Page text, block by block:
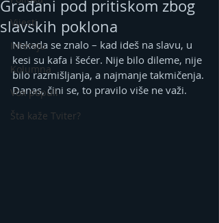
Vijesti
Intervju
Kolumna
Vox populi
Šta kaže Tviter?
Građani pod pritiskom zbog
slavskih poklona
Nekada se znalo – kad ideš na slavu, u
kesi su kafa i šećer. Nije bilo dileme, nije
bilo razmišljanja, a najmanje takmičenja.
Danas, čini se, to pravilo više ne važi.